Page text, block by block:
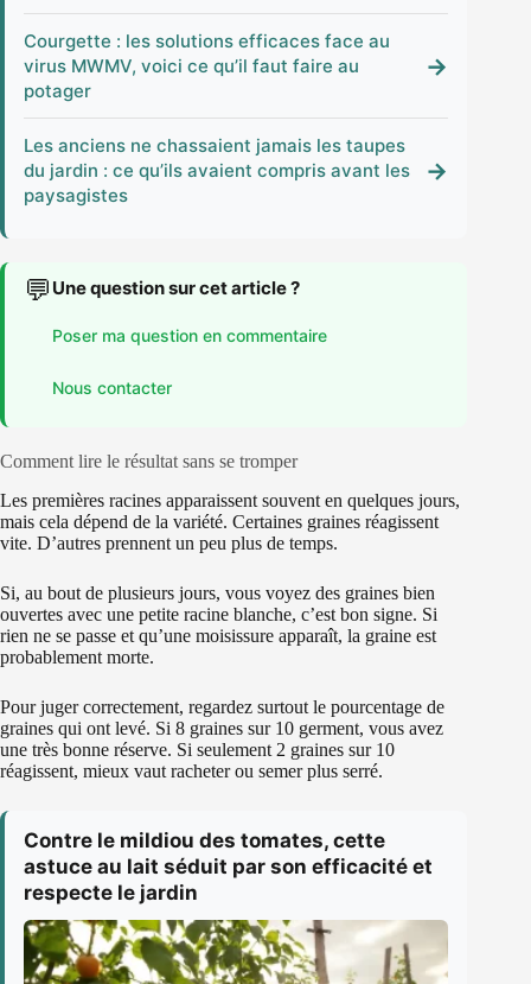
Courgette : les solutions efficaces face au
virus MWMV, voici ce qu’il faut faire au
potager
→
Les anciens ne chassaient jamais les taupes
du jardin : ce qu’ils avaient compris avant les
paysagistes
→
💬 Une question sur cet article ?
Poser ma question en commentaire
Nous contacter
Comment lire le résultat sans se tromper
Les premières racines apparaissent souvent en quelques jours,
mais cela dépend de la variété. Certaines graines réagissent
vite. D’autres prennent un peu plus de temps.
Si, au bout de plusieurs jours, vous voyez des graines bien
ouvertes avec une petite racine blanche, c’est bon signe. Si
rien ne se passe et qu’une moisissure apparaît, la graine est
probablement morte.
Pour juger correctement, regardez surtout le pourcentage de
graines qui ont levé. Si 8 graines sur 10 germent, vous avez
une très bonne réserve. Si seulement 2 graines sur 10
réagissent, mieux vaut racheter ou semer plus serré.
Contre le mildiou des tomates, cette
astuce au lait séduit par son efficacité et
respecte le jardin